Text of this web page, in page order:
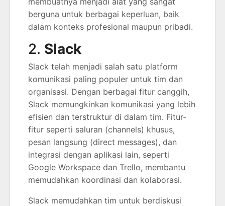
berguna untuk berbagai keperluan, baik
dalam konteks profesional maupun pribadi.
2. Slack
Slack telah menjadi salah satu platform
komunikasi paling populer untuk tim dan
organisasi. Dengan berbagai fitur canggih,
Slack memungkinkan komunikasi yang lebih
efisien dan terstruktur di dalam tim. Fitur-
fitur seperti saluran (channels) khusus,
pesan langsung (direct messages), dan
integrasi dengan aplikasi lain, seperti
Google Workspace dan Trello, membantu
memudahkan koordinasi dan kolaborasi.
Slack memudahkan tim untuk berdiskusi